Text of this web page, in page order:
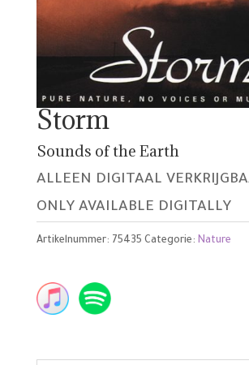
Storm
Sounds of the Earth
ALLEEN DIGITAAL
ONLY AVAILABLE DIGITALLY
Artikelnummer: 75435 Categorie: Nature